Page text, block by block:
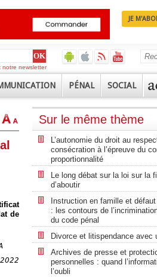
JE
notre newsletter
PÉNAL SOCIAL
de
Sur le même thème
L’autonomie du droit au
consécration à l’épreuve du
proportionnalité
Le long débat sur la loi sur la
d’aboutir
Instruction en famille et
: les contours de
du code pénal
Divorce et litispendance avec
Archives de presse et
personnelles : quand
l’oubli